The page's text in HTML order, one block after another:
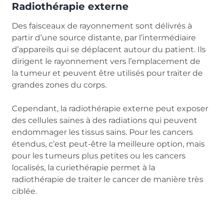
Radiothérapie externe
Des faisceaux de rayonnement sont délivrés à
partir d’une source distante, par l’intermédiaire
d’appareils qui se déplacent autour du patient. Ils
dirigent le rayonnement vers l’emplacement de
la tumeur et peuvent être utilisés pour traiter de
grandes zones du corps.
Cependant, la radiothérapie externe peut exposer
des cellules saines à des radiations qui peuvent
endommager les tissus sains. Pour les cancers
étendus, c’est peut-être la meilleure option, mais
pour les tumeurs plus petites ou les cancers
localisés, la curiethérapie permet à la
radiothérapie de traiter le cancer de manière très
ciblée.